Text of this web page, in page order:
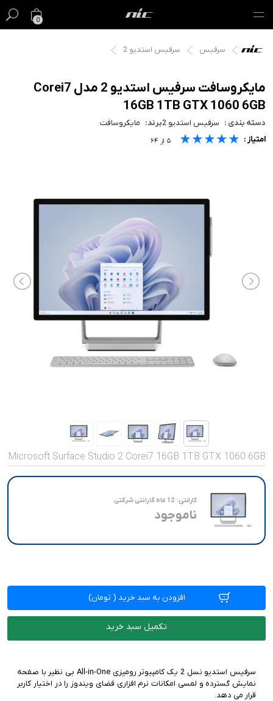
0
گیفت کارت
فروش ویژه
مک
آیفون
تماس با ما
سرفیس سرفیس استدیو 2
Microsoft Surface Studio 2 Corei7 16GB 1TB GTX 1060 6GB
گارانتی: 12 ماه گارانتی شرکتی
ناموجود
افزودن به سبد خرید ( تومان)
تکمیل سبد خرید
سرفیس استدیو نسل 2 یک کامپیوتر رومیزی All-in-One بی نظیر با صفحه
نمایش گسترده و لمسی امکانات نرم افزاری فضای ویندوز را در اختیار کاربر
قرار می دهد.
مایکروسافت سرفیس استدیو 2 مدل Corei7
16GB 1TB GTX 1060 6GB
دسته بندی : سرفیس استدیو 2 برند: مایکروسافت
امتیاز : ★★★★★
★★★★★
★★★★★ ۵ از ۶۴